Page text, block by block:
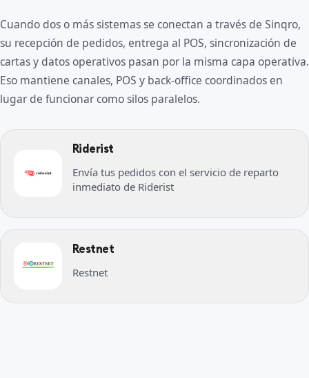
Cuando dos o más sistemas se conectan a través de Sinqro,
su recepción de pedidos, entrega al POS, sincronización de
cartas y datos operativos pasan por la misma capa operativa.
Eso mantiene canales, POS y back-office coordinados en
lugar de funcionar como silos paralelos.
Riderist
Envía tus pedidos con el servicio de reparto
inmediato de Riderist
Restnet
Restnet